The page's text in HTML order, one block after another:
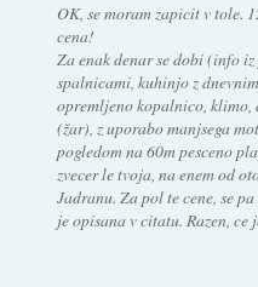
OK, se moram zapicit v tole.
cena!
Za enak denar se dobi (info
spalnicami, kuhinjo z
opremljeno kopalnico,
(žar), z uporabo manjsega
pogledom na 60m pesceno
zvecer le tvoja, na enem od
Jadranu. Za pol te cene, se
je opisana v citatu. Razen, ce